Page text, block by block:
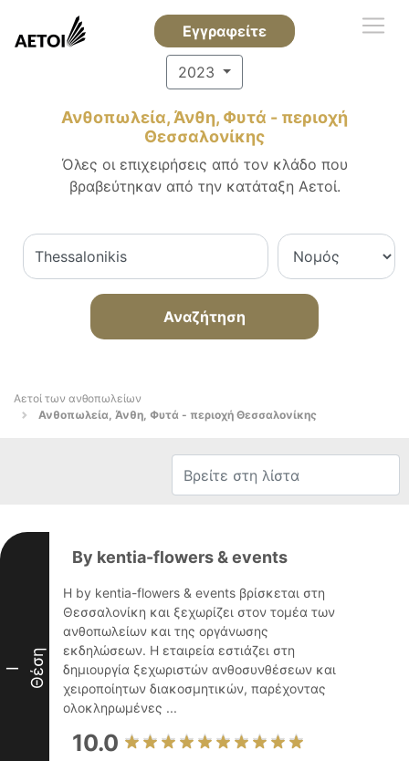
Εγγραφείτε
2023
Ανθοπωλεία, Άνθη, Φυτά - περιοχή
Θεσσαλονίκης
Όλες οι επιχειρήσεις από τον κλάδο που
βραβεύτηκαν από την κατάταξη Αετοί.
Αναζήτηση
Αετοί των ανθοπωλείων
Ανθοπωλεία, Άνθη, Φυτά - περιοχή Θεσσαλονίκης
I Θέση
By kentia-flowers & events
Η by kentia-flowers & events βρίσκεται στη
Θεσσαλονίκη και ξεχωρίζει στον τομέα των
ανθοπωλείων και της οργάνωσης
εκδηλώσεων. Η εταιρεία εστιάζει στη
δημιουργία ξεχωριστών ανθοσυνθέσεων και
χειροποίητων διακοσμητικών, παρέχοντας
ολοκληρωμένες ...
10.0